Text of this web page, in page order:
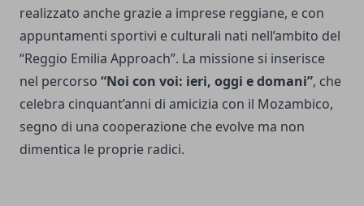
realizzato anche grazie a imprese reggiane, e con
appuntamenti sportivi e culturali nati nell’ambito del
“Reggio Emilia Approach”. La missione si inserisce
nel percorso “Noi con voi: ieri, oggi e domani”, che
celebra cinquant’anni di amicizia con il Mozambico,
segno di una cooperazione che evolve ma non
dimentica le proprie radici.